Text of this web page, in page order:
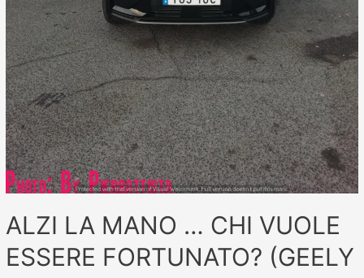
ALZI LA MANO … CHI VUOLE
ESSERE FORTUNATO? (GEELY